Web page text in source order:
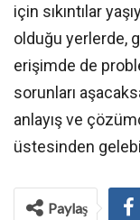
için sıkıntılar
olduğu yerlerde,
erişimde de
sorunları
anlayış ve
üstesinden
Paylaş